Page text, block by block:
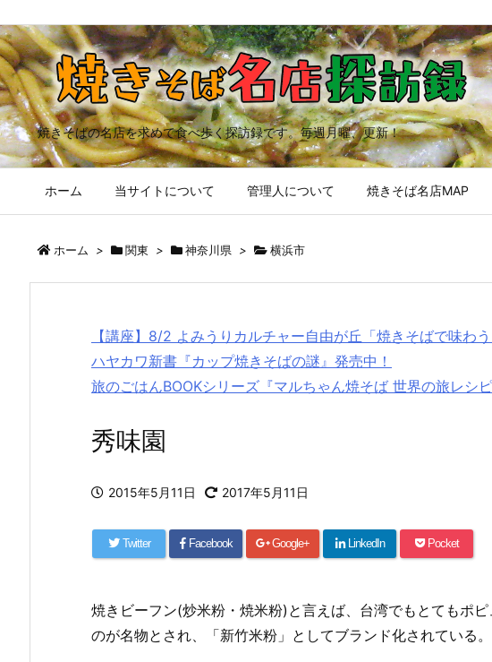
焼きそばの名店を求めて食べ歩く探訪録です。毎週月曜、更新！
ホーム 当サイトについて 管理人について 焼きそば名店MAP
ホーム > 関東 > 神奈川県 > 横浜市
【講座】8/2 よみうりカルチャー自由が丘「焼きそばで味わ
ハヤカワ新書『カップ焼きそばの謎』発売中！
旅のごはんBOOKシリーズ『マルちゃん焼そば 世界の旅レシ
秀味園
2015年5月11日 2017年5月11日
Twitter Facebook Google+ LinkedIn Pocket
焼きビーフン(炒米粉・焼米粉)と言えば、台湾でもとてもポ
のが名物とされ、「新竹米粉」としてブランド化されている。